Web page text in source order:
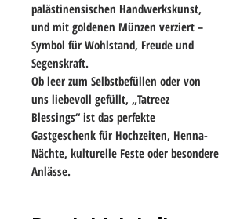
palästinensischen Handwerkskunst,
und mit goldenen Münzen verziert –
Symbol für Wohlstand, Freude und
Segenskraft.
Ob leer zum Selbstbefüllen oder von
uns liebevoll gefüllt, „Tatreez
Blessings“ ist das perfekte
Gastgeschenk für Hochzeiten, Henna-
Nächte, kulturelle Feste oder besondere
Anlässe.